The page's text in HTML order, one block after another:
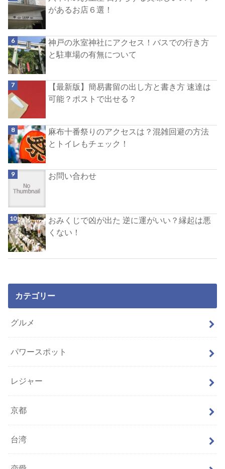
があるお店６選！
神戸の氷室神社にアクセス！バスでの行き方
と駐車場の有無について
【最新版】簡易書留の出し方と書き方 速達は
可能？ポストで出せる？
麻布十番祭りのアクセスは？混雑回避の方法
とトイレもチェック！
お問い合わせ
おみくじで凶が出た 逆に運がいい？縁起は悪
くない！
カテゴリー
グルメ
パワースポット
レジャー
京都
台湾